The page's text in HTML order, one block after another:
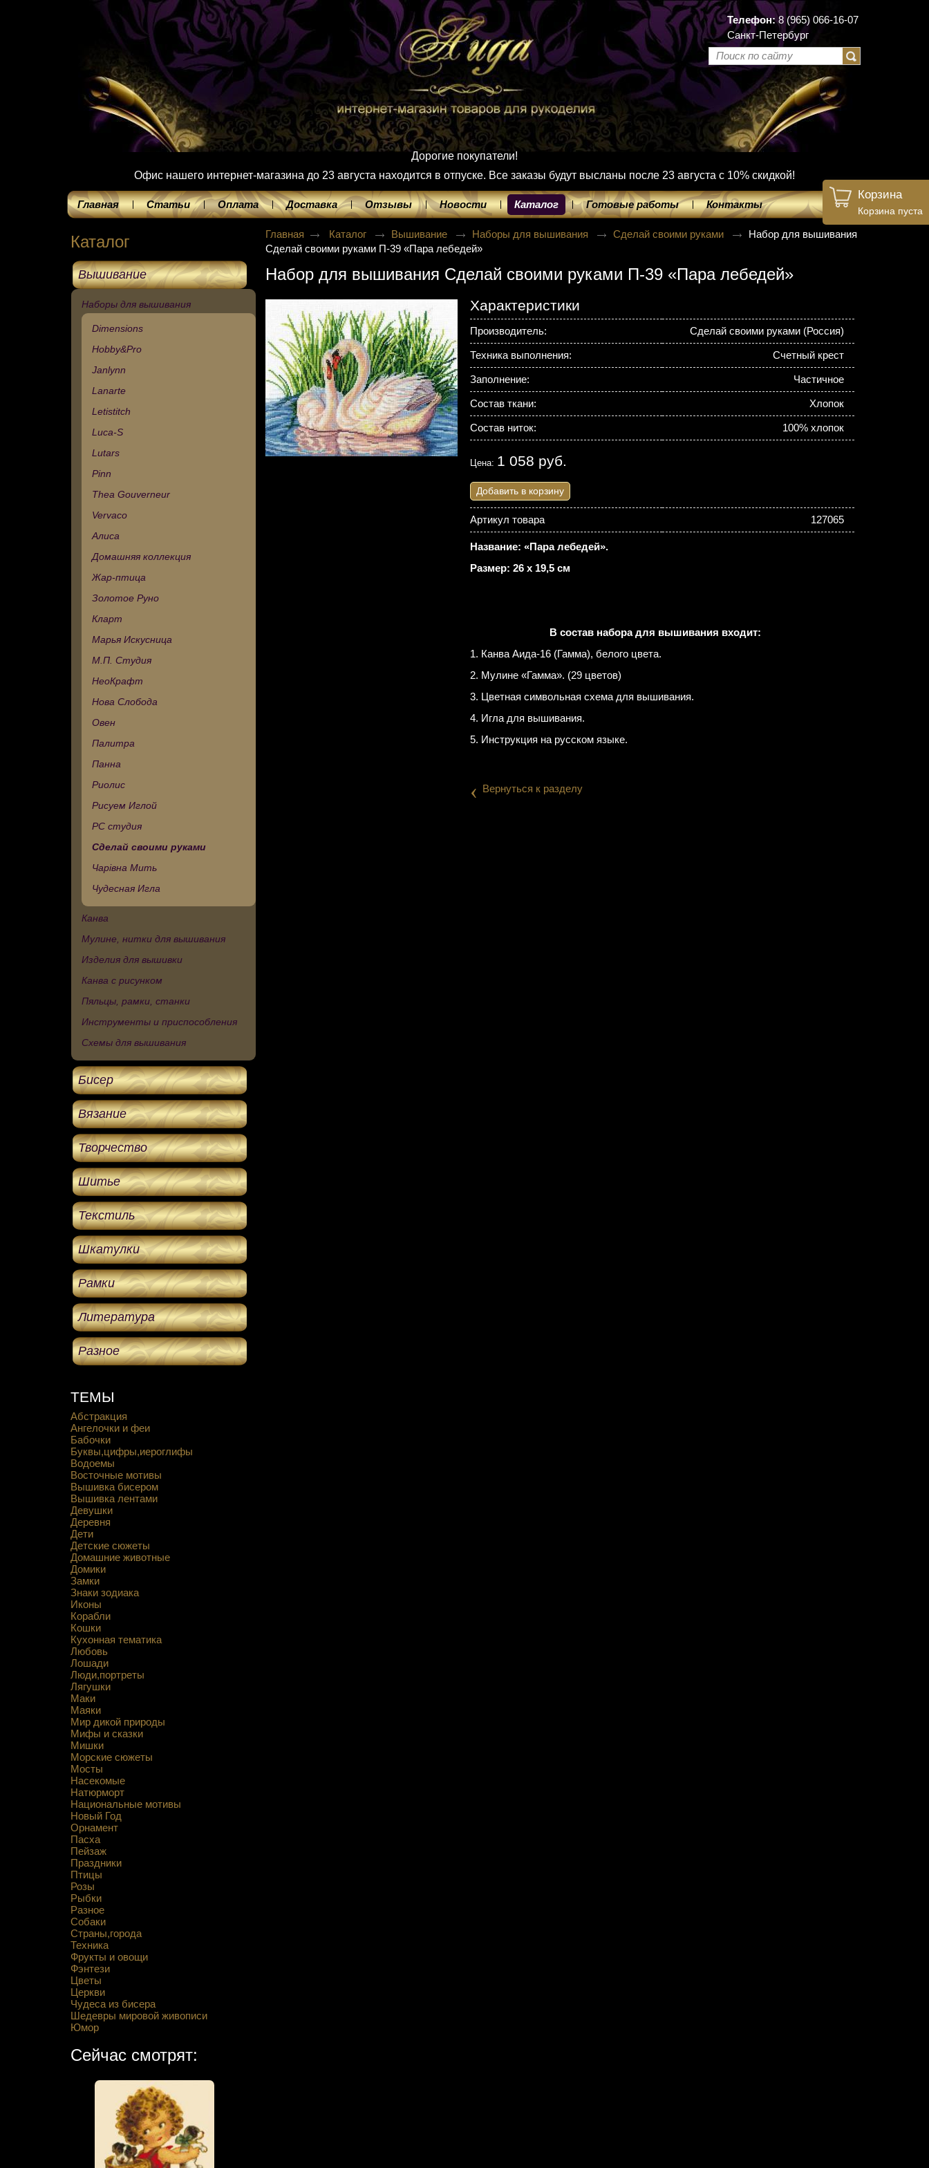
Телефон:8 (965) 066-16-07
Санкт-Петербург
Дорогие покупатели!
Офис нашего интернет-магазина до 23 августа находится в отпуске. Все заказы будут высланы после 23 августа с 10% скидкой!
Главная Статьи Оплата Доставка Отзывы Новости Каталог Готовые работы Контакты
Каталог
Вышивание
Наборы для вышивания
Dimensions
Hobby&Pro
Janlynn
Lanarte
Letistitch
Luca-S
Lutars
Pinn
Thea Gouverneur
Vervaco
Алиса
Домашняя коллекция
Жар-птица
Золотое Руно
Кларт
Марья Искусница
М.П. Студия
НеоКрафт
Нова Слобода
Овен
Палитра
Панна
Риолис
Рисуем Иглой
РС студия
Сделай своими руками
Чарівна Мить
Чудесная Игла
Канва
Мулине, нитки для вышивания
Изделия для вышивки
Канва с рисунком
Пяльцы, рамки, станки
Инструменты и приспособления
Схемы для вышивания
Бисер
Вязание
Творчество
Шитье
Текстиль
Шкатулки
Рамки
Литература
Разное
Корзина
Корзина пуста
ТЕМЫ
Абстракция
Ангелочки и феи
Бабочки
Буквы,цифры,иероглифы
Водоемы
Восточные мотивы
Вышивка бисером
Вышивка лентами
Девушки
Деревня
Дети
Детские сюжеты
Домашние животные
Домики
Замки
Знаки зодиака
Иконы
Корабли
Кошки
Кухонная тематика
Любовь
Лошади
Люди,портреты
Лягушки
Маки
Маяки
Мир дикой природы
Мифы и сказки
Мишки
Морские сюжеты
Мосты
Насекомые
Натюрморт
Национальные мотивы
Новый Год
Орнамент
Пасха
Пейзаж
Праздники
Птицы
Розы
Рыбки
Разное
Собаки
Страны,города
Техника
Фрукты и овощи
Фэнтези
Цветы
Церкви
Чудеса из бисера
Шедевры мировой живописи
Юмор
Сейчас смотрят:
Главная Каталог Вышивание Наборы для вышивания Сделай своими руками
Набор для вышивания
Сделай своими руками П-39 «Пара лебедей»
Набор для вышивания Сделай своими руками П-39 «Пара лебедей»
Характеристики
Производитель: Сделай своими руками (Россия)
Техника выполнения: Счетный крест
Заполнение: Частичное
Состав ткани: Хлопок
Состав ниток: 100% хлопок
Цена: 1 058 руб.
Добавить в корзину
Артикул товара 127065
Название: «Пара лебедей».
Размер: 26 х 19,5 см
В состав набора для вышивания входит:
1. Канва Аида-16 (Гамма), белого цвета.
2. Мулине «Гамма». (29 цветов)
3. Цветная символьная схема для вышивания.
4. Игла для вышивания.
5. Инструкция на русском языке.
‹ Вернуться к разделу